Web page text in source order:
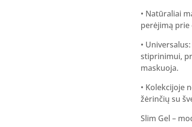
• Natūraliai
perėjimą prie
•
stiprinimui,
maskuoja.
• Kolekcijoje
žėrinčių su
Slim Gel –